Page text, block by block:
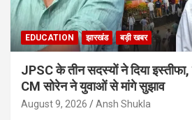
EDUCATION झारखंड बड़ी खबर
JPSC के तीन सदस्यों ने दिया
CM सोरेन ने युवाओं से मांगे सुझाव
August 9, 2026 Ansh Shukla